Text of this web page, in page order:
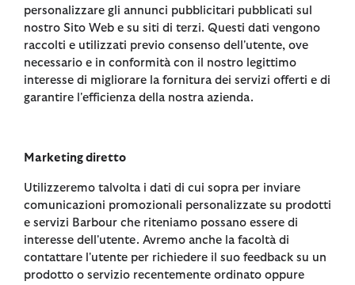
personalizzare gli annunci pubblicitari pubblicati sul
nostro Sito Web e su siti di terzi. Questi dati vengono
raccolti e utilizzati previo consenso dell'utente, ove
necessario e in conformità con il nostro legittimo
interesse di migliorare la fornitura dei servizi offerti e di
garantire l'efficienza della nostra azienda.
Marketing diretto
Utilizzeremo talvolta i dati di cui sopra per inviare
comunicazioni promozionali personalizzate su prodotti
e servizi Barbour che riteniamo possano essere di
interesse dell'utente. Avremo anche la facoltà di
contattare l'utente per richiedere il suo feedback su un
prodotto o servizio recentemente ordinato oppure